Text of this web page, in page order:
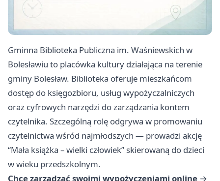
Gminna Biblioteka Publiczna im. Waśniewskich w
Bolesławiu to placówka kultury działająca na terenie
gminy Bolesław. Biblioteka oferuje mieszkańcom
dostęp do księgozbioru, usług wypożyczalniczych
oraz cyfrowych narzędzi do zarządzania kontem
czytelnika. Szczególną rolę odgrywa w promowaniu
czytelnictwa wśród najmłodszych — prowadzi akcję
“Mała książka – wielki człowiek” skierowaną do dzieci
w wieku przedszkolnym.
Chcę zarządzać swoimi wypożyczeniami online →